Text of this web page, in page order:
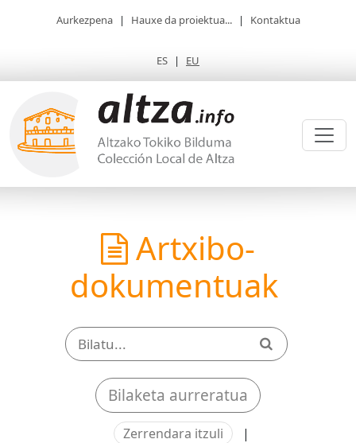
Aurkezpena | Hauxe da proiektua... | Kontaktua
ES | EU
Artxibo-
dokumentuak
Bilaketa aurreratua
Zerrendara itzuli |